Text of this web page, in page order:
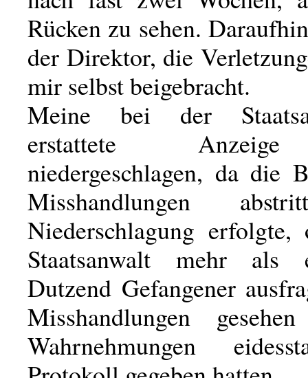
Rücken zu sehen.
der Direktor, die
mir selbst beigebracht.
Meine bei der
erstattete
niedergeschlagen, da die
Misshandlungen
Niederschlagung
Staatsanwalt mehr als
Dutzend Gefangener
Misshandlungen
Wahrnehmungen